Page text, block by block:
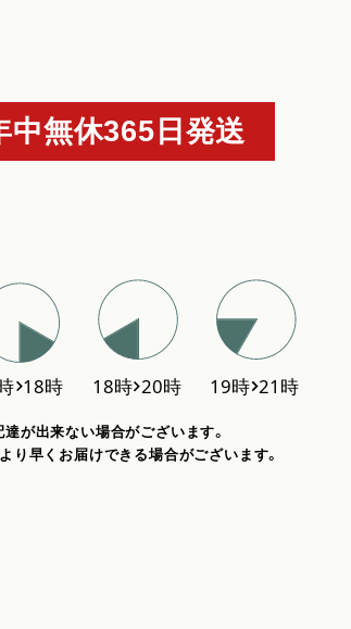
中無休365日発送
が出来ない場合がございます。
り早くお届けできる場合がございます。